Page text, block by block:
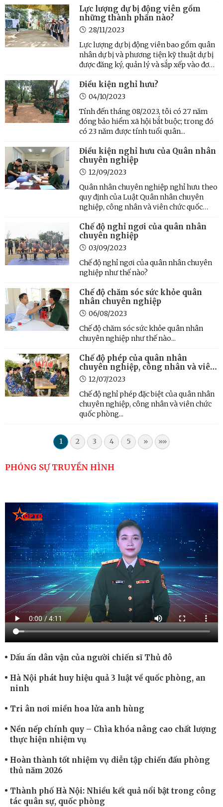
của Bộ Quốc phòng, trong đó quy định
khám sức khỏe nghĩa vụ quân sự.
Lực lượng dự bị động viên gồm
những thành phần nào?
28/11/2023
Lực lượng dự bị động viên bao gồm quân
nhân dự bị và phương tiện kỹ thuật dự bị
được đăng ký, quản lý và sắp xếp vào đơn
cho lực lượng thường trực của Quân đội
nhân dân...
Điều kiện nghỉ hưu?
04/10/2023
Tính đến tháng 08/2023, tôi có 27 năm
đóng bảo hiểm xã hội bắt buộc; trong đó
có 23 năm được tính tuổi quân...
Điều kiện nghỉ hưu của Quân nhân
chuyên nghiệp
12/09/2023
Quân nhân chuyên nghiệp nghỉ hưu theo
quy định của Luật Quân nhân chuyên
nghiệp, công nhân và viên chức quốc
Chế độ nghỉ ngơi của quân nhân
chuyên nghiệp
03/09/2023
Chế độ nghỉ ngơi của quân nhân chuyên
nghiệp như thế nào?
Chế độ chăm sóc sức khỏe quân
nhân chuyên nghiệp
06/08/2023
Chế độ chăm sóc sức khỏe quân nhân
chuyên nghiệp như thế nào...
Chế độ phép của quân nhân
chuyên nghiệp, công nhân và viên
chức quốc phòng
12/07/2023
Chế độ nghỉ phép đặc biệt của quân nhân
chuyên nghiệp, công nhân và viên chức
quốc phòng...
1 2 3 4 5 » »»
PHÓNG SỰ TRUYỀN HÌNH
Dấu ấn dân vận của người chiến sĩ Thủ đô
Hà Nội phát huy hiệu quả 3 luật về quốc phòng, an
ninh
Tri ân nơi miền hoa lửa anh hùng
Nền nếp chính quy – Chìa khóa nâng cao chất lượng
thực hiện nhiệm vụ
Hoàn thành tốt nhiệm vụ diễn tập chiến đấu phòng
thủ năm 2026
Thành phố Hà Nội: Nhiều kết quả nổi bật trong công
tác quân sự, quốc phòng